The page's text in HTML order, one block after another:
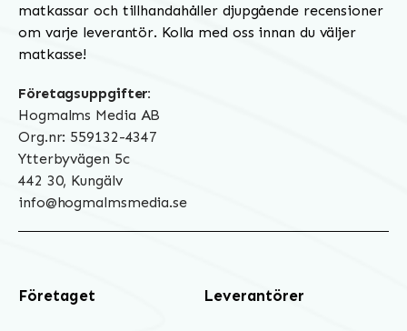
matkassar och tillhandahåller djupgående recensioner
om varje leverantör. Kolla med oss innan du väljer
matkasse!
Företagsuppgifter:
Hogmalms Media AB
Org.nr: 559132-4347
Ytterbyvägen 5c
442 30, Kungälv
info@hogmalmsmedia.se
Företaget Leverantörer